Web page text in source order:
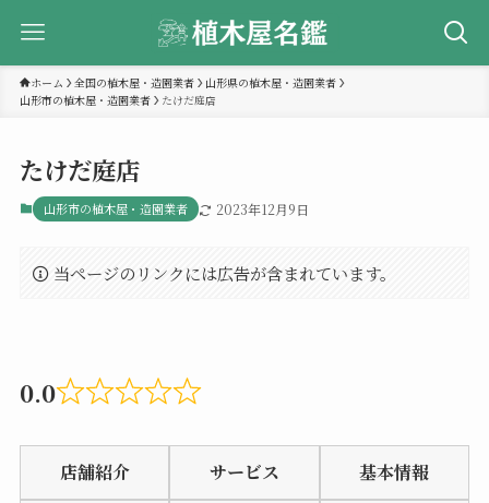
ホーム 全国の植木屋・造園業者
山形県の植木屋・造園業者
山形市の植木屋・造園業者
たけだ庭店
たけだ庭店
山形市の植木屋・造園業者 2023年12月9日
当ページのリンクには広告が含まれています。
0.0
Rated
0.0
out
店舗紹介 サービス 基本情報